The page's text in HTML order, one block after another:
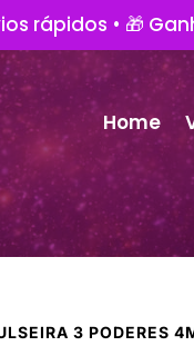
rápidos • 🎁
Home
3 PODERES